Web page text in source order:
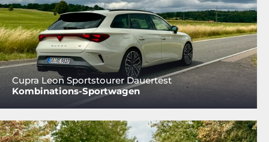
Cupra Leon Sportstourer Dauertest
Kombinations-Sportwagen